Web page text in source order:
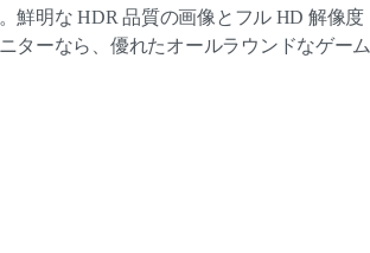
鮮明な HDR 品質の画像とフル HD 解像度
ターなら、優れたオールラウンドなゲーム